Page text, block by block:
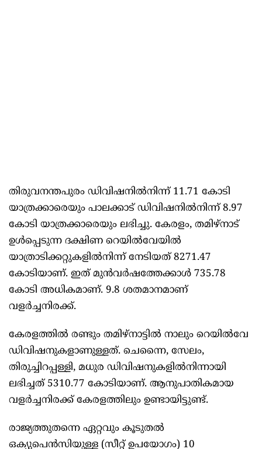
തിരുവനന്തപുരം ഡിവിഷനിൽനിന്ന്‌ 11.71 കോടി
യാത്രക്കാരെയും പാലക്കാട്‌ ഡിവിഷനിൽനിന്ന്‌ 8.97
കോടി യാത്രക്കാരെയും ലഭിച്ചു. കേരളം, തമിഴ്‌നാട്‌
ഉൾപ്പെടുന്ന ദക്ഷിണ റെയിൽവേയിൽ
യാത്രാടിക്കറ്റുകളിൽനിന്ന്‌ നേടിയത്‌ 8271.47
കോടിയാണ്‌. ഇത്‌ മുൻവർഷത്തേക്കാൾ 735.78
കോടി അധികമാണ്‌. 9.8 ശതമാനമാണ്‌
വളർച്ചനിരക്ക്‌.
കേരളത്തിൽ രണ്ടും തമിഴ്‌നാട്ടിൽ നാലും റെയിൽവേ
ഡിവിഷനുകളാണുള്ളത്‌. ചെന്നൈ, സേലം,
തിരുച്ചിറപ്പള്ളി, മധുര ഡിവിഷനുകളിൽനിന്നായി
ലഭിച്ചത്‌ 5310.77 കോടിയാണ്‌. ആനുപാതികമായ
വളർച്ചനിരക്ക്‌ കേരളത്തിലും ഉണ്ടായിട്ടുണ്ട്‌.
രാജ്യത്തുതന്നെ ഏറ്റവും കൂടുതൽ
ഒക്യുപെൻസിയുള്ള (സീറ്റ്‌ ഉപയോഗം) 10